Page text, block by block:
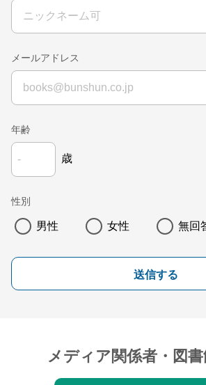
メールアドレス
年齢
歳
性別
男性 女性 無回
送信する
メディア関係者・図